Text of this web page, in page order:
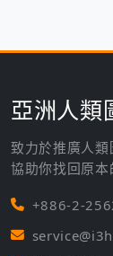
亞洲人類
致力於推廣人類
協助你找回原本
+886-2-